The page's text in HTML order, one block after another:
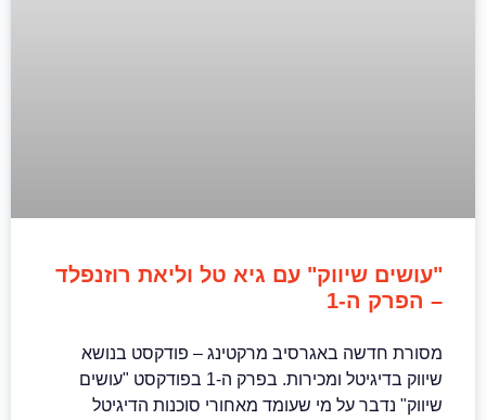
"עושים שיווק" עם גיא טל וליאת רוזנפלד
– הפרק ה-1
מסורת חדשה באגרסיב מרקטינג – פודקסט בנושא
שיווק בדיגיטל ומכירות. בפרק ה-1 בפודקסט "עושים
שיווק" נדבר על מי שעומד מאחורי סוכנות הדיגיטל